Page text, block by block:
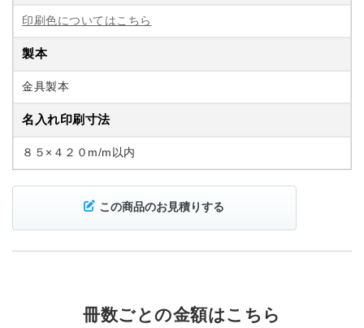
印刷色についてはこちら
製本
金具製本
名入れ印刷寸法
８５×４２０m/m以内
この商品のお見積りする
冊数ごとの金額はこちら